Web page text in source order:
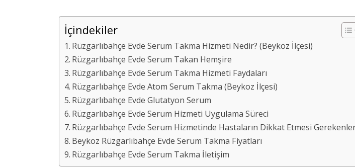
İçindekiler
Rüzgarlıbahçe Evde Serum Takma Hizmeti Nedir? (Beykoz İlçesi)
Rüzgarlıbahçe Evde Serum Takan Hemşire
Rüzgarlıbahçe Evde Serum Takma Hizmeti Faydaları
Rüzgarlıbahçe Evde Atom Serum Takma (Beykoz İlçesi)
Rüzgarlıbahçe Evde Glutatyon Serum
Rüzgarlıbahçe Evde Serum Hizmeti Uygulama Süreci
Rüzgarlıbahçe Evde Serum Hizmetinde Hastaların Dikkat Etmesi
Beykoz Rüzgarlıbahçe Evde Serum Takma Fiyatları
Rüzgarlıbahçe Evde Serum Takma İletişim